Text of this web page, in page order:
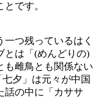
です。
つ残っているはく
とは「(めんどりの)
も雌鳥とも関係ない
夕」は元々が中国
話の中に「カササ